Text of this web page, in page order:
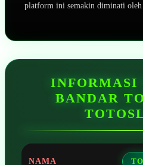
platform ini semakin diminati oleh
INFORMASI
BANDAR
NAMA